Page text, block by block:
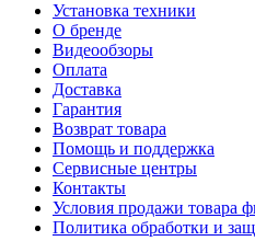
Установка техники
О бренде
Видеообзоры
Оплата
Доставка
Гарантия
Возврат товара
Помощь и поддержка
Сервисные центры
Контакты
Условия продажи товара
Политика обработки и